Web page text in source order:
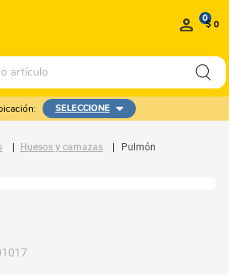
0$ 0
SELECCIONE
Huesos y carnazas Pulmón